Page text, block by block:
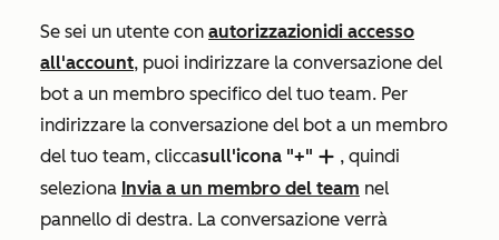
Se sei un utente con autorizzazionidi accesso
all'account, puoi indirizzare la conversazione del
bot a un membro specifico del tuo team. Per
indirizzare la conversazione del bot a un membro
del tuo team, cliccasull'icona "+" add , quindi
seleziona Invia a un membro del team nel
pannello di destra. La conversazione verrà